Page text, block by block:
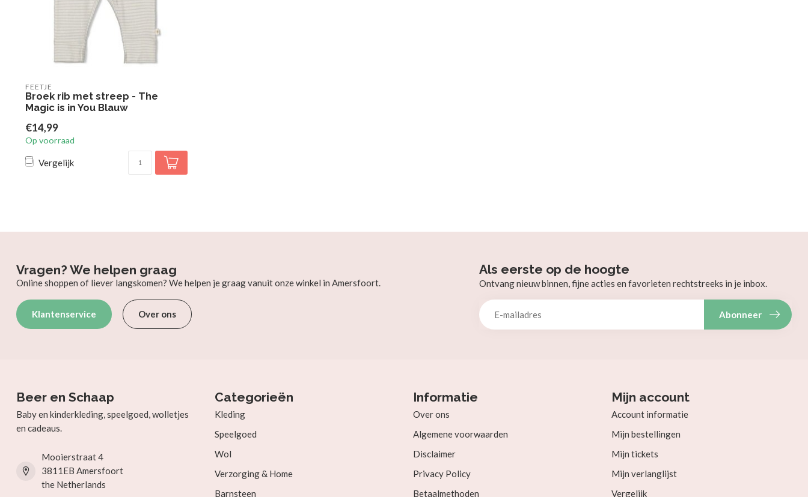
FEETJE
Broek rib met streep - The
Magic is in You Blauw
€14,99
Op voorraad
Vergelijk
Vragen? We helpen graag
Online shoppen of liever langskomen? We helpen je graag vanuit onze winkel in Amersfoort.
Klantenservice Over ons
Als eerste op de hoogte
Ontvang nieuw binnen, fijne acties en favorieten rechtstreeks in je inbox.
Abonneer
Beer en Schaap
Baby en kinderkleding, speelgoed, wolletjes
en cadeaus.
Mooierstraat 4
3811EB Amersfoort
the Netherlands
Categorieën
Kleding
Speelgoed
Wol
Verzorging & Home
Barnsteen
Informatie
Over ons
Algemene voorwaarden
Disclaimer
Privacy Policy
Betaalmethoden
Mijn account
Account informatie
Mijn bestellingen
Mijn tickets
Mijn verlanglijst
Vergelijk